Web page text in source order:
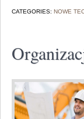
CATEGORIES: NOWE